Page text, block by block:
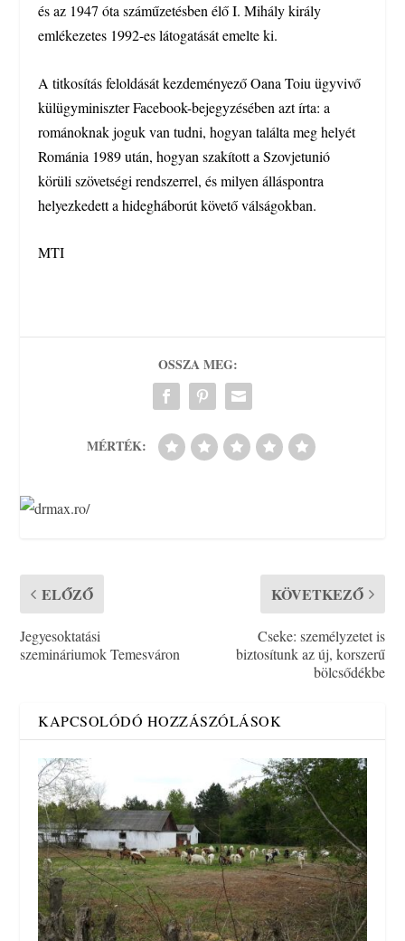
és az 1947 óta száműzetésben élő I. Mihály király
emlékezetes 1992-es látogatását emelte ki.
A titkosítás feloldását kezdeményező Oana Toiu ügyvivő
külügyminiszter Facebook-bejegyzésében azt írta: a
románoknak joguk van tudni, hogyan találta meg helyét
Románia 1989 után, hogyan szakított a Szovjetunió
körüli szövetségi rendszerrel, és milyen álláspontra
helyezkedett a hidegháborút követő válságokban.
MTI
OSSZA MEG:
MÉRTÉK:
ELŐZŐ
Jegyesoktatási
szemináriumok Temesváron
KÖVETKEZŐ
Cseke: személyzetet is
biztosítunk az új, korszerű
bölcsődékbe
KAPCSOLÓDÓ HOZZÁSZÓLÁSOK